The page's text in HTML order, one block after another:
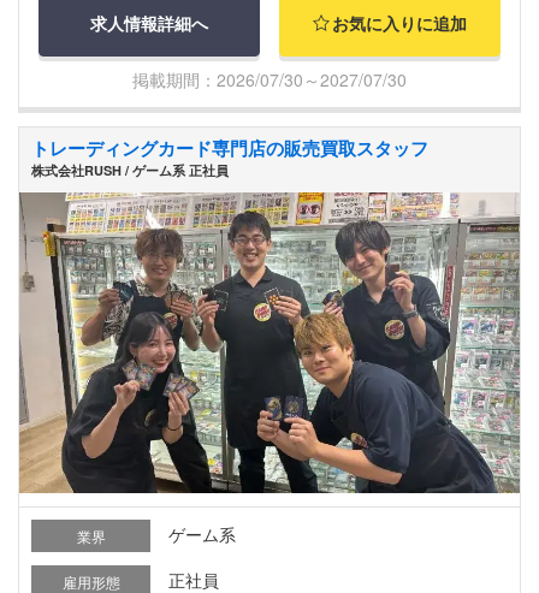
求人情報詳細へ お気に入りに追加
掲載期間：2026/07/30～2027/07/30
トレーディングカード専門店の販売買取スタッフ
株式会社RUSH / ゲーム系 正社員
業界 ゲーム系
雇用形態 正社員